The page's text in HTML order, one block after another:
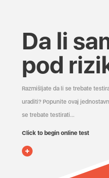
Da li
pod
Razmišljate da li se trebate
uraditi? Popunite ovaj
se trebate testirati...
Click to begin online test